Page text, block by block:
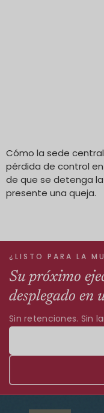
Cómo la sede
pérdida de control
de que se detenga
presente una queja.
¿LISTO PARA LA
Su próximo
desplegado en
Sin retenciones. Sin